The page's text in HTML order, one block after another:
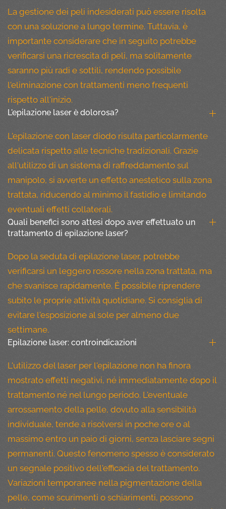
La gestione dei peli indesiderati può essere risolta
con una soluzione a lungo termine. Tuttavia, è
importante considerare che in seguito potrebbe
verificarsi una ricrescita di peli, ma solitamente
saranno più radi e sottili, rendendo possibile
l'eliminazione con trattamenti meno frequenti
rispetto all'inizio.
L'epilazione laser è dolorosa?
L'epilazione con laser diodo risulta particolarmente
delicata rispetto alle tecniche tradizionali. Grazie
all'utilizzo di un sistema di raffreddamento sul
manipolo, si avverte un effetto anestetico sulla zona
trattata, riducendo al minimo il fastidio e limitando
eventuali effetti collaterali.
Quali benefici sono attesi dopo aver effettuato un
trattamento di epilazione laser?
Dopo la seduta di epilazione laser, potrebbe
verificarsi un leggero rossore nella zona trattata, ma
che svanisce rapidamente. È possibile riprendere
subito le proprie attività quotidiane. Si consiglia di
evitare l'esposizione al sole per almeno due
settimane.
Epilazione laser: controindicazioni
L'utilizzo del laser per l'epilazione non ha finora
mostrato effetti negativi, né immediatamente dopo il
trattamento né nel lungo periodo. L'eventuale
arrossamento della pelle, dovuto alla sensibilità
individuale, tende a risolversi in poche ore o al
massimo entro un paio di giorni, senza lasciare segni
permanenti. Questo fenomeno spesso è considerato
un segnale positivo dell'efficacia del trattamento.
Variazioni temporanee nella pigmentazione della
pelle, come scurimenti o schiarimenti, possono